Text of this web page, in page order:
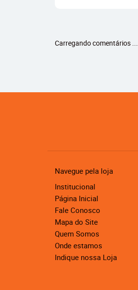
Carregando comentários ...
Navegue pela loja
Institucional
Página Inicial
Fale Conosco
Mapa do Site
Quem Somos
Onde estamos
Indique nossa Loja